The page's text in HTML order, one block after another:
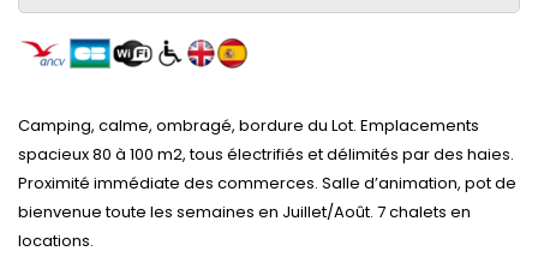
Camping, calme, ombragé, bordure du Lot. Emplacements
spacieux 80 à 100 m2, tous électrifiés et délimités par des haies.
Proximité immédiate des commerces. Salle d’animation, pot de
bienvenue toute les semaines en Juillet/Août. 7 chalets en
locations.